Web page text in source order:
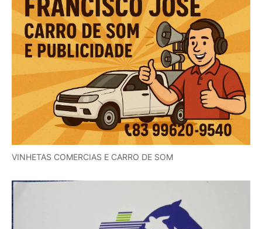
VINHETAS COMERCIAS E CARRO DE SOM